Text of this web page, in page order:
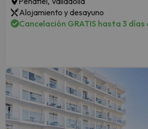
Alojamiento y desayuno
Cancelación GRATIS hasta 3 días